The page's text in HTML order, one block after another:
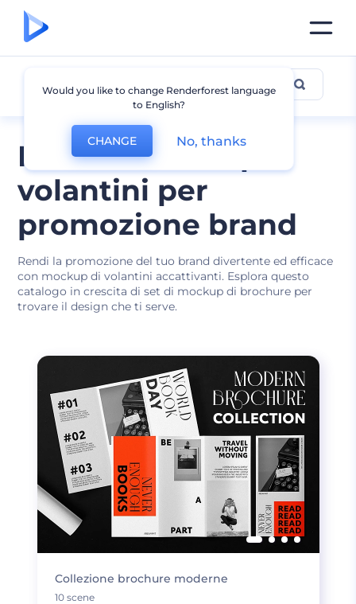
Modelli mockup
volantini per
promozione brand
Rendi la promozione del tuo brand divertente ed efficace
con mockup di volantini accattivanti. Esplora questo
catalogo in crescita di set di mockup di brochure per
trovare il design che ti serve.
Mockup volantino
Collezione brochure moderne
10 scene
Would you like to change Renderforest language
to English?
CHANGE No, thanks